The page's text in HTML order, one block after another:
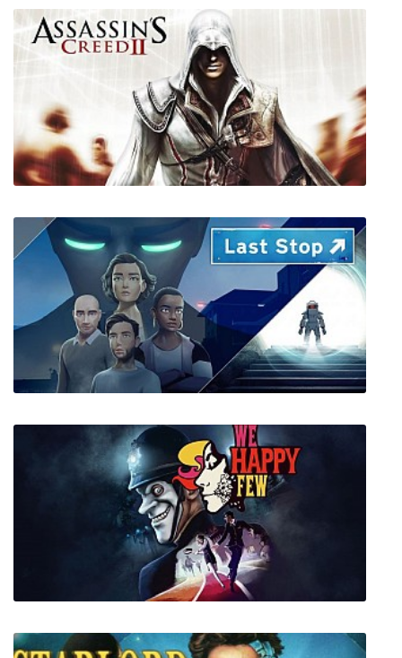
MMORPG Tycoon 2
Assassin's Creed 2
Last Stop